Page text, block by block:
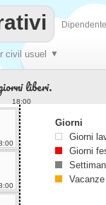
civil usuel ▼
liberi.
18:00
Giorni
Giorni
Giorni
Vacanze